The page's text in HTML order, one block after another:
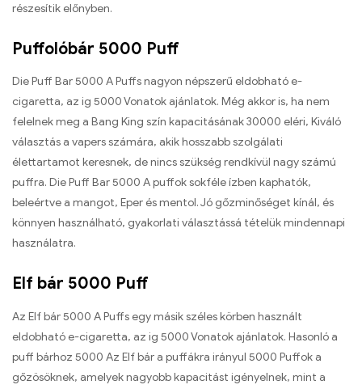
részesítik előnyben.
Puffolóbár 5000 Puff
Die Puff Bar 5000 A Puffs nagyon népszerű eldobható e-
cigaretta, az ig 5000 Vonatok ajánlatok. Még akkor is, ha nem
felelnek meg a Bang King szín kapacitásának 30000 eléri, Kiváló
választás a vapers számára, akik hosszabb szolgálati
élettartamot keresnek, de nincs szükség rendkívül nagy számú
puffra. Die Puff Bar 5000 A puffok sokféle ízben kaphatók,
beleértve a mangot, Eper és mentol. Jó gőzminőséget kínál, és
könnyen használható, gyakorlati választássá tételük mindennapi
használatra.
Elf bár 5000 Puff
Az Elf bár 5000 A Puffs egy másik széles körben használt
eldobható e-cigaretta, az ig 5000 Vonatok ajánlatok. Hasonló a
puff bárhoz 5000 Az Elf bár a puffákra irányul 5000 Puffok a
gőzösöknek, amelyek nagyobb kapacitást igényelnek, mint a